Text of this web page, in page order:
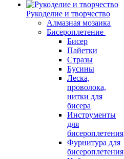
Рукоделие и творчество
Алмазная мозаика
Бисероплетение
Бисер
Пайетки
Стразы
Бусины
Леска,
проволока,
нитки для
бисера
Инструменты
для
бисероплетения
Фурнитура для
бисероплетения